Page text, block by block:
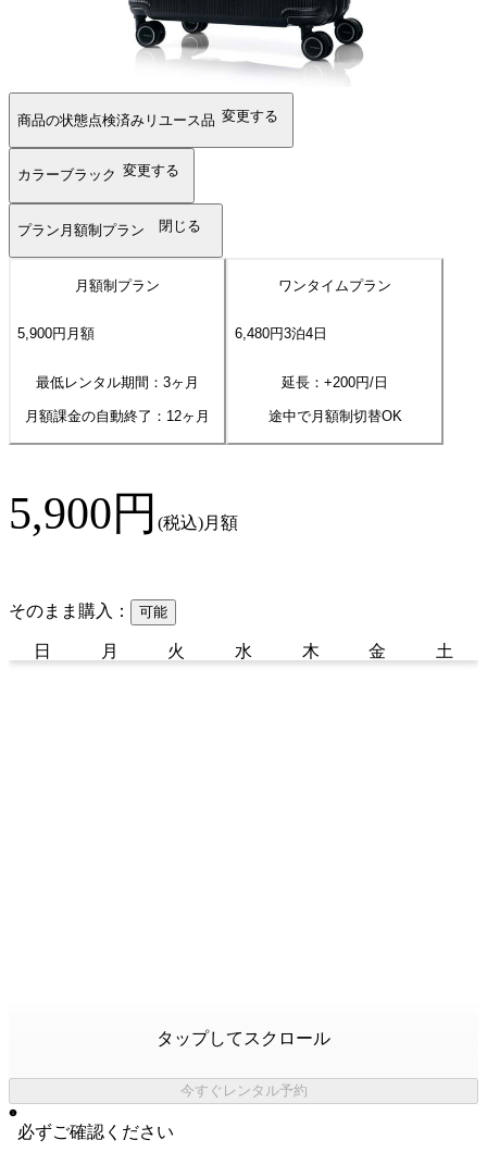
商品の状態点検済みリユース品 変更する
カラーブラック 変更する
プラン 月額制プラン 閉じる
月額制プラン
5,900円 月額
最低レンタル期間：3ヶ月
月額課金の自動終了： 12ヶ月
ワンタイムプラン
6,480円3泊4 日
延長：+200円/日
途中で月額制切替OK
5,900円 (税込)月額
そのまま購入： 可能
日 月 火 水 木 金 土
タップしてスクロール
今すぐレンタル予約
必ずご確認ください